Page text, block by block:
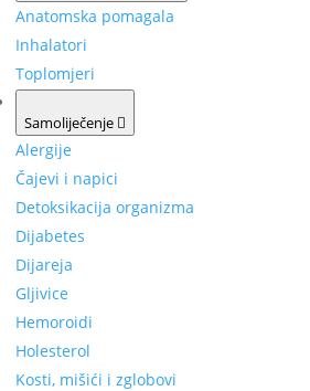
Anatomska pomagala
Inhalatori
Toplomjeri
Samoliječenje
Alergije
Čajevi i napici
Detoksikacija organizma
Dijabetes
Dijareja
Gljivice
Hemoroidi
Holesterol
Kosti, mišići i zglobovi